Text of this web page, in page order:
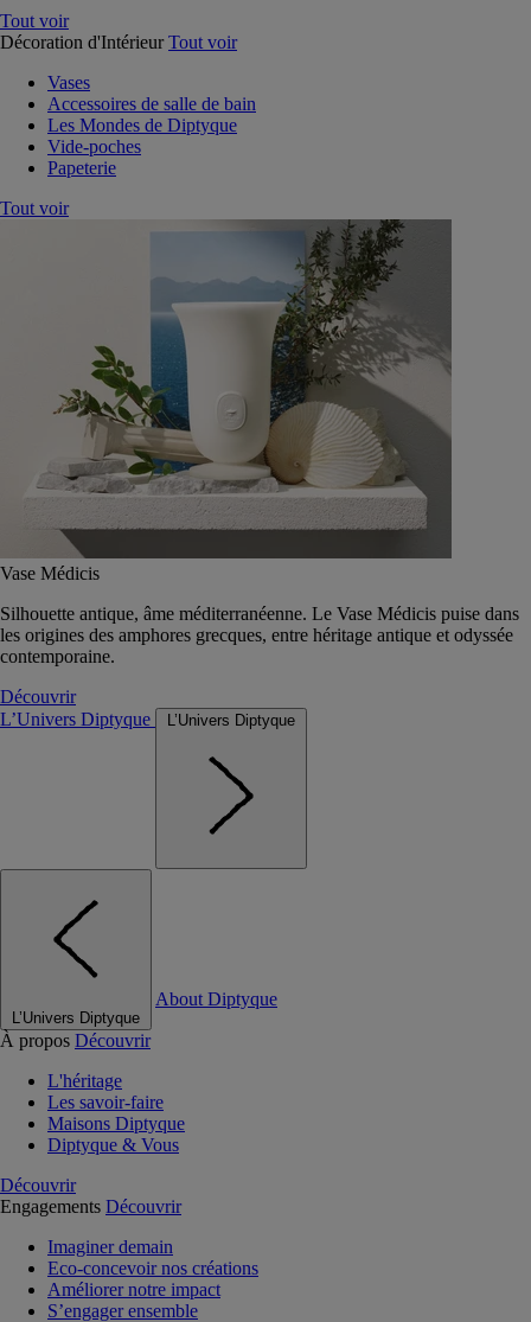
Tout voir
Décoration d'Intérieur Tout voir
Vases
Accessoires de salle de bain
Les Mondes de Diptyque
Vide-poches
Papeterie
Tout voir
Vase Médicis
Silhouette antique, âme méditerranéenne. Le Vase Médicis puise dans
les origines des amphores grecques, entre héritage antique et odyssée
contemporaine.
Découvrir
L’Univers Diptyque
L’Univers Diptyque
L’Univers Diptyque
About Diptyque
À propos Découvrir
L'héritage
Les savoir-faire
Maisons Diptyque
Diptyque & Vous
Découvrir
Engagements Découvrir
Imaginer demain
Eco-concevoir nos créations
Améliorer notre impact
S’engager ensemble